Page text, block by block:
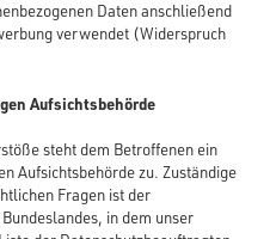
Daten anschließend
verwendet (Widerspruch
Aufsichtsbehörde
steht dem Betroffenen ein
Aufsichtsbehörde zu. Zuständige
Fragen ist der
in dem unser